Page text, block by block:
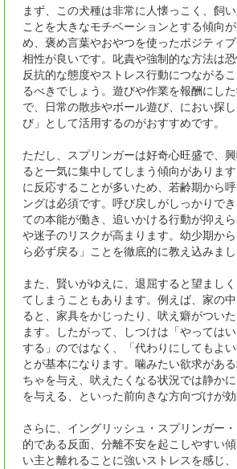
まず、この犬種は非常に人懐っこく、飼
ことを大きなモチベーションとする傾向
め、褒め言葉やおやつを使ったポジティ
相性が良いです。叱責や強制的な方法は恐
反抗的な態度やストレス行動につながる
るべきでしょう。遊びや作業を報酬にし
で、日常の散歩やボール遊び、におい探
び」として活用するのがおすすめです。
ただし、スプリンガーは好奇心旺盛で、
ると一気に集中してしまう傾向がありま
に反応することが多いため、若齢期から
ングは必須です。呼び戻しがしっかりで
ての本能が働き、追いかける行動が抑え
や迷子のリスクが高まります。幼少期か
ら必ず戻る」ことを徹底的に教え込みまし
また、賢いがゆえに、退屈すると望まし
てしまうこともあります。例えば、家の
ると、家具をかじったり、吠え癖がつい
ます。したがって、しつけは「やっては
する」のではなく、「代わりにしてもよ
とが基本になります。噛みたい欲求があ
ちゃを与え、吠えたくなる状況では静か
を与える、といった前向きな方向づけが効
さらに、イングリッシュ・スプリンガー
的である反面、分離不安を起こしやすい
い主と離れることに強いストレスを感じ